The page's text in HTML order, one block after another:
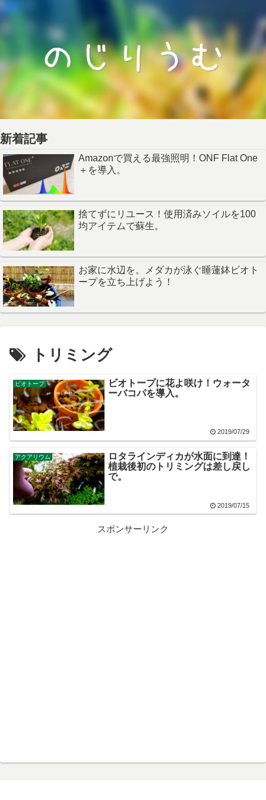
新着記事
Amazonで買える最強照明！ONF Flat One
＋を導入。
捨てずにリユース！使用済みソイルを100
均アイテムで蘇生。
お家に水辺を。メダカが泳ぐ睡蓮鉢ビオト
ープを立ち上げよう！
トリミング
ビオトープ
ビオトープに花よ咲け！ウォータ
ーバコパを導入。
2019/07/29
アクアリウム
ロタラインディカが水面に到達！
植栽後初のトリミングは差し戻し
で。
2019/07/15
スポンサーリンク